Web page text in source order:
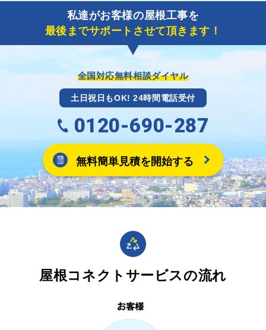
私達がお客様の屋根工事を
最後までサポートさせて頂きます！
全国対応無料相談ダイヤル
土日祝日もOK! 24時間電話受付
0120-690-287
無料簡単見積を開始する
屋根コネクトサービスの流れ